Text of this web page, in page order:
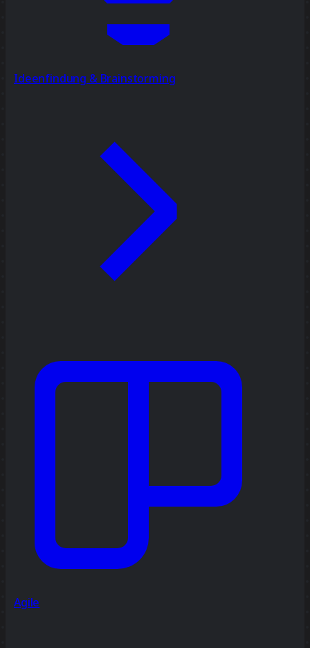
Ideenfindung & Brainstorming
Agile